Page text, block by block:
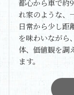
都心から車で約
れ家のような、
日常から少し距
を味わいながら
体、価値観を調
ます。